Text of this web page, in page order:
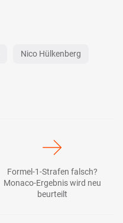
Nico Hülkenberg
Formel-1-Strafen falsch?
Monaco-Ergebnis wird neu
beurteilt